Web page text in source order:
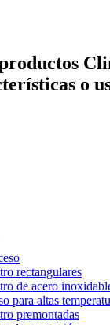
o
rectangulares
de acero
para altas
premontadas